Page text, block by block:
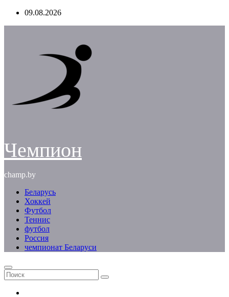
Перейти09.08.2026
Чемпион
champ.by
Беларусь
Хоккей
Футбол
Теннис
футбол
Россия
чемпионат Беларуси